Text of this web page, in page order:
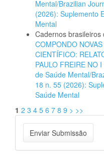
Mental/Brazilian
(2026): Suplemento
Mental
Cadernos brasileiros
COMPONDO
CIENTÍFICO:
PAULO FREIRE NO
de Saúde Mental/
18 n. 55 (2026):
Saúde Mental
1 2 3 4 5 6 7 8 9 > >>
Enviar
Submissão
Enviar Submissão